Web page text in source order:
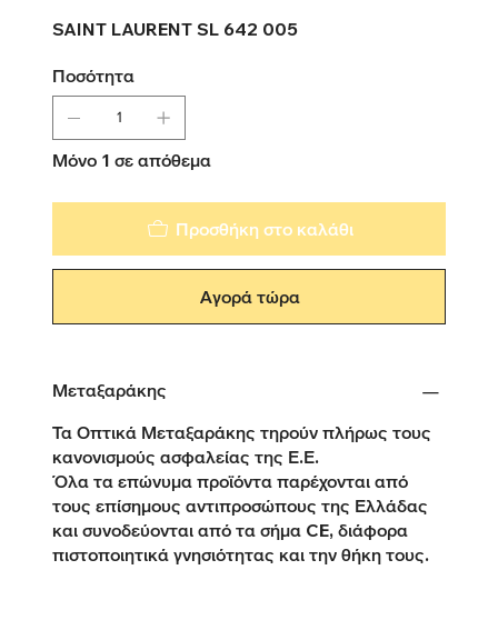
SAINT LAURENT SL 642 005
Ποσότητα
Μόνο 1 σε απόθεμα
Προσθήκη στο καλάθι
Αγορά τώρα
Μεταξαράκης
Τα Οπτικά Μεταξαράκης τηρούν πλήρως τους
κανονισμούς ασφαλείας της Ε.Ε.
Όλα τα επώνυμα προϊόντα παρέχονται από
τους επίσημους αντιπροσώπους της Ελλάδας
και συνοδεύονται από τα σήμα CE, διάφορα
πιστοποιητικά γνησιότητας και την θήκη τους.